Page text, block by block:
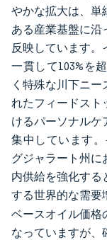
やかな拡大は、単
ある産業基盤に沿
反映しています。
一貫して103%を
く特殊な川下ニ
れたフィードスト
けるパーソナルケ
集中しています
グジャラート州に
内供給を強化する
する世界的な需要
ベースオイル価格
なっていますが、